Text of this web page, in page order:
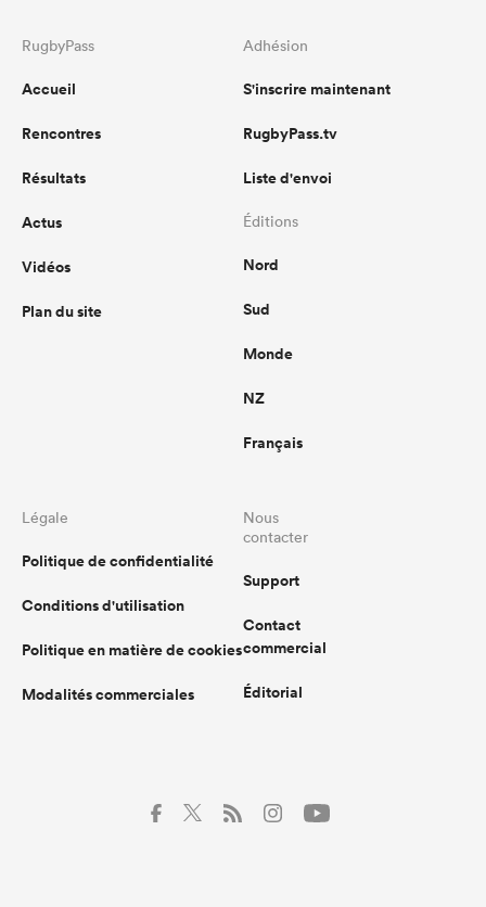
RugbyPass
Accueil
Rencontres
Résultats
Actus
Vidéos
Plan du site
Adhésion
S'inscrire maintenant
RugbyPass.tv
Liste d'envoi
Éditions
Nord
Sud
Monde
NZ
Français
Légale
Politique de confidentialité
Conditions d'utilisation
Politique en matière de cookies
Modalités commerciales
Nous
contacter
Support
Contact
commercial
Éditorial